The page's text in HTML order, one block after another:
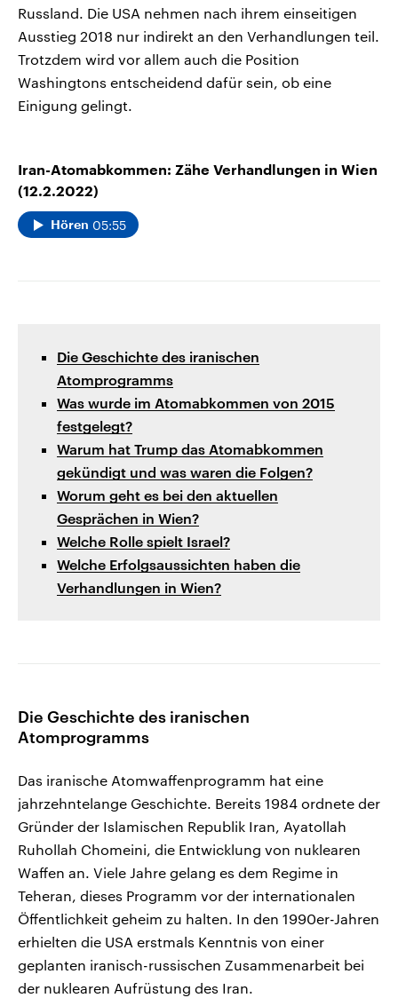
Russland. Die USA nehmen nach ihrem einseitigen
Ausstieg 2018 nur indirekt an den Verhandlungen teil.
Trotzdem wird vor allem auch die Position
Washingtons entscheidend dafür sein, ob eine
Einigung gelingt.
Iran-Atomabkommen: Zähe Verhandlungen in Wien
(12.2.2022)
Hören 05:55
Die Geschichte des iranischen
Atomprogramms
Was wurde im Atomabkommen von 2015
festgelegt?
Warum hat Trump das Atomabkommen
gekündigt und was waren die Folgen?
Worum geht es bei den aktuellen
Gesprächen in Wien?
Welche Rolle spielt Israel?
Welche Erfolgsaussichten haben die
Verhandlungen in Wien?
Die Geschichte des iranischen
Atomprogramms
Das iranische Atomwaffenprogramm hat eine
jahrzehntelange Geschichte. Bereits 1984 ordnete der
Gründer der Islamischen Republik Iran, Ayatollah
Ruhollah Chomeini, die Entwicklung von nuklearen
Waffen an. Viele Jahre gelang es dem Regime in
Teheran, dieses Programm vor der internationalen
Öffentlichkeit geheim zu halten. In den 1990er-Jahren
erhielten die USA erstmals Kenntnis von einer
geplanten iranisch-russischen Zusammenarbeit bei
der nuklearen Aufrüstung des Iran.